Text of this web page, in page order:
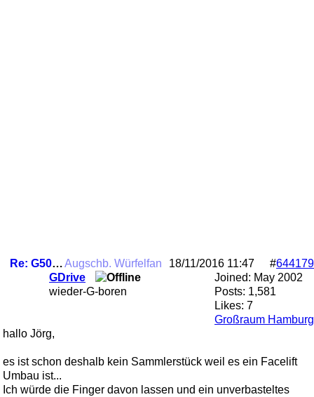
Re: G500 Angebot??? ....unklarAugschb. Würfelfan #644179
18/11/2016 11:47
Joined: May 2002
Posts: 1,581
Likes: 7
Großraum Hamburg
GDrive
wieder-G-boren
hallo Jörg,
es ist schon deshalb kein Sammlerstück weil es ein Facelift
Umbau ist...
Ich würde die Finger davon lassen und ein unverbasteltes